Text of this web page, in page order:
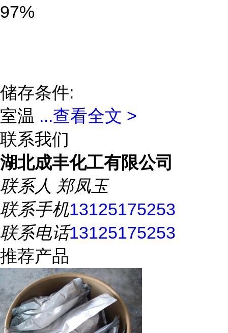
97%
储存条件:
室温 ...查看全文 >
联系我们
湖北成丰化工有限公司
联系人 郑凤玉
联系手机13125175253
联系电话13125175253
推荐产品